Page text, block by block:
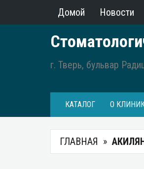
Домой Новости
г. Тверь, бульвар
КАТАЛОГ О
ГЛАВНАЯ